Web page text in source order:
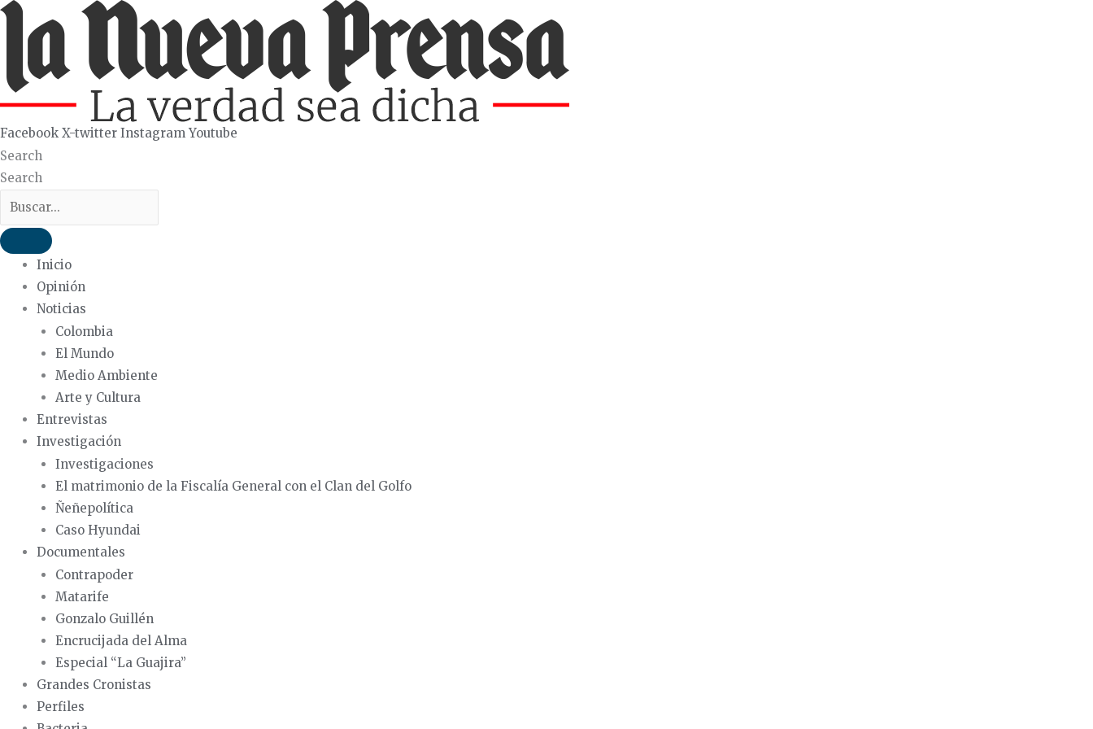
Ir
Facebook X-twitter Instagram Youtube
Search
Search
Inicio
Opinión
Noticias
Colombia
El Mundo
Medio Ambiente
Arte y Cultura
Entrevistas
Investigación
Investigaciones
El matrimonio de la Fiscalía General con el Clan del Golfo
Ñeñepolítica
Caso Hyundai
Documentales
Contrapoder
Matarife
Gonzalo Guillén
Encrucijada del Alma
Especial “La Guajira”
Grandes Cronistas
Perfiles